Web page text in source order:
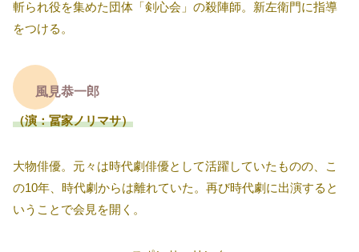
斬られ役を集めた団体「剣心会」の殺陣師。新左衛門に指導
をつける。
風見恭一郎
（演：冨家ノリマサ）
大物俳優。元々は時代劇俳優として活躍していたものの、こ
の10年、時代劇からは離れていた。再び時代劇に出演すると
いうことで会見を開く。